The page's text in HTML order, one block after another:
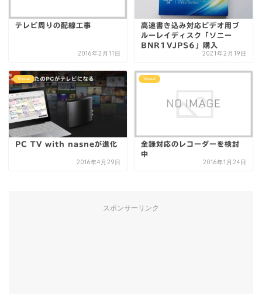
テレビ周りの配線工事
2016年2月11日
高速書き込み対応ビデオ用ブ
ルーレイディスク「ソニー
BNR1VJPS6」購入
2021年2月19日
Visual
PC TV with nasneが進化
2016年4月29日
Visual
全録対応のレコーダーを検討
中
2016年1月24日
スポンサーリンク